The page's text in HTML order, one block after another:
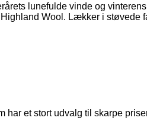
lunefulde vinde og
Wool. Lækker i støvede
har et stort udvalg til skarpe